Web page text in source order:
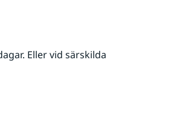
Eller vid särskilda